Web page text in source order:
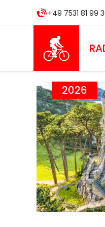
Inhalt
+49 7531 81 99
2026